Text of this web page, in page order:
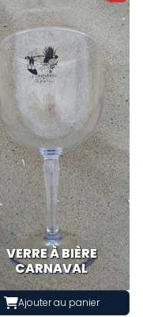
VERRE À BIÈRE
CARNAVAL
Ajouter au panier